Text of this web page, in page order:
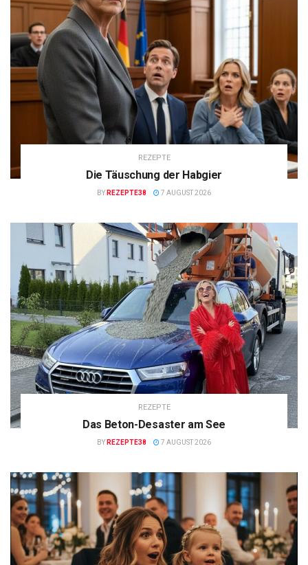
REZEPTE
Die Täuschung der Habgier
BY REZEPTE38 7 AUGUST 2026
REZEPTE
Das Beton-Desaster am See
BY REZEPTE38 7 AUGUST 2026